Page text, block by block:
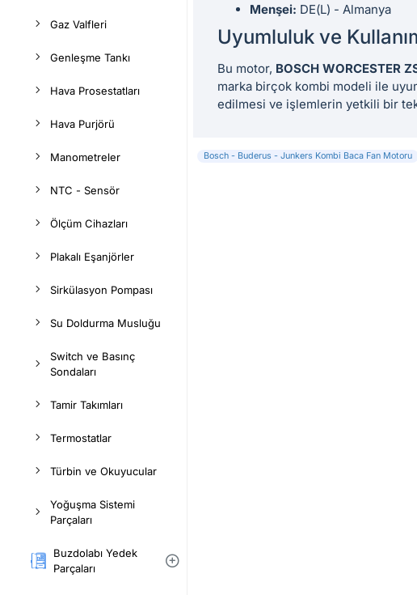
Gaz Valfleri
Genleşme Tankı
Hava Prosestatları
Hava Purjörü
Manometreler
NTC - Sensör
Ölçüm Cihazları
Plakalı Eşanjörler
Sirkülasyon Pompası
Su Doldurma Musluğu
Switch ve Basınç
Sondaları
Tamir Takımları
Termostatlar
Türbin ve Okuyucular
Yoğuşma Sistemi
Parçaları
Buzdolabı Yedek
Parçaları
Menşei: DE(L) - Almanya
Uyumluluk ve
Bu motor, BOSCH WORCESTER
marka birçok kombi modeli ile
edilmesi ve işlemlerin yetkili bir
Bosch - Buderus - Junkers Kombi Baca Fan Motoru